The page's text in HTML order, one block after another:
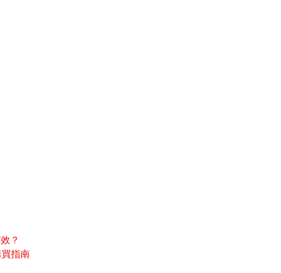
？
指南